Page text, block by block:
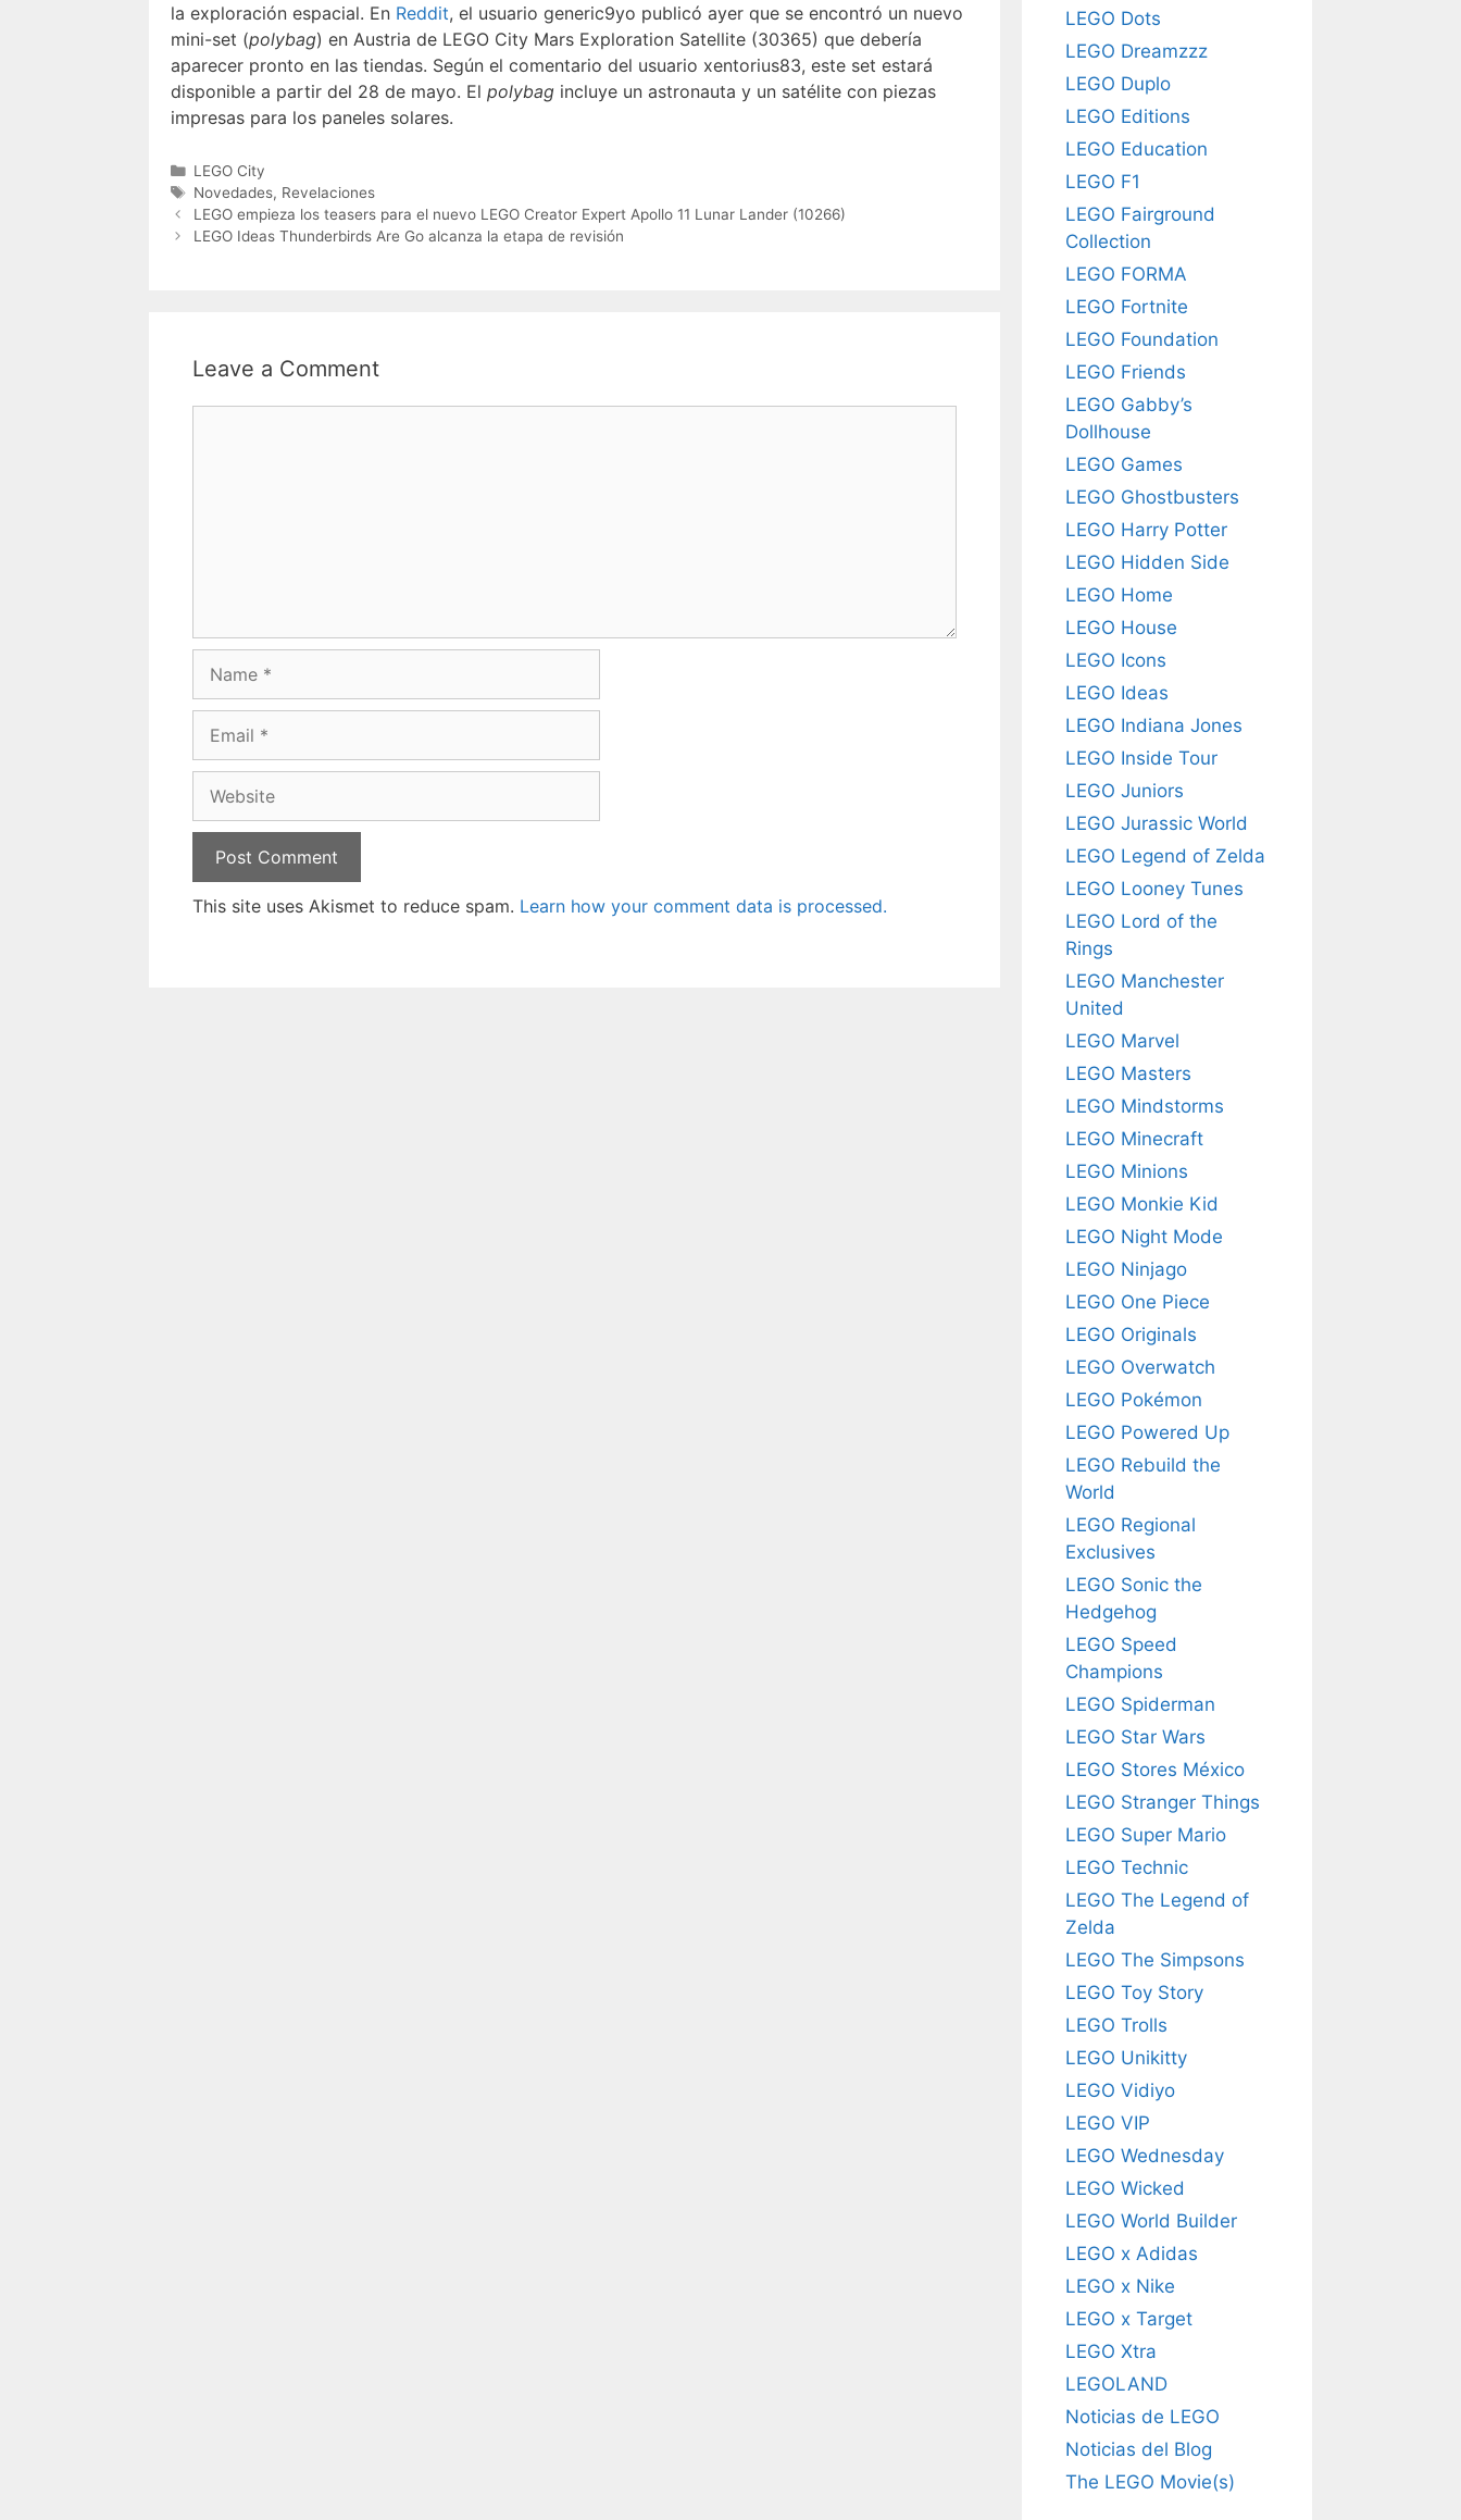
la exploración espacial. En Reddit, el usuario generic9yo publicó ayer que se encontró un nuevo
mini-set (polybag) en Austria de LEGO City Mars Exploration Satellite (30365) que debería
aparecer pronto en las tiendas. Según el comentario del usuario xentorius83, este set estará
disponible a partir del 28 de mayo. El polybag incluye un astronauta y un satélite con piezas
impresas para los paneles solares.
Categories
LEGO City
Tags
Novedades, Revelaciones
LEGO empieza los teasers para el nuevo LEGO Creator Expert Apollo 11 Lunar Lander (10266)
LEGO Ideas Thunderbirds Are Go alcanza la etapa de revisión
Leave a Comment
This site uses Akismet to reduce spam. Learn how your comment data is processed.
LEGO Dots
LEGO Dreamzzz
LEGO Duplo
LEGO Editions
LEGO Education
LEGO F1
LEGO Fairground
Collection
LEGO FORMA
LEGO Fortnite
LEGO Foundation
LEGO Friends
LEGO Gabby’s
Dollhouse
LEGO Games
LEGO Ghostbusters
LEGO Harry Potter
LEGO Hidden Side
LEGO Home
LEGO House
LEGO Icons
LEGO Ideas
LEGO Indiana Jones
LEGO Inside Tour
LEGO Juniors
LEGO Jurassic World
LEGO Legend of Zelda
LEGO Looney Tunes
LEGO Lord of the
Rings
LEGO Manchester
United
LEGO Marvel
LEGO Masters
LEGO Mindstorms
LEGO Minecraft
LEGO Minions
LEGO Monkie Kid
LEGO Night Mode
LEGO Ninjago
LEGO One Piece
LEGO Originals
LEGO Overwatch
LEGO Pokémon
LEGO Powered Up
LEGO Rebuild the
World
LEGO Regional
Exclusives
LEGO Sonic the
Hedgehog
LEGO Speed
Champions
LEGO Spiderman
LEGO Star Wars
LEGO Stores México
LEGO Stranger Things
LEGO Super Mario
LEGO Technic
LEGO The Legend of
Zelda
LEGO The Simpsons
LEGO Toy Story
LEGO Trolls
LEGO Unikitty
LEGO Vidiyo
LEGO VIP
LEGO Wednesday
LEGO Wicked
LEGO World Builder
LEGO x Adidas
LEGO x Nike
LEGO x Target
LEGO Xtra
LEGOLAND
Noticias de LEGO
Noticias del Blog
The LEGO Movie(s)